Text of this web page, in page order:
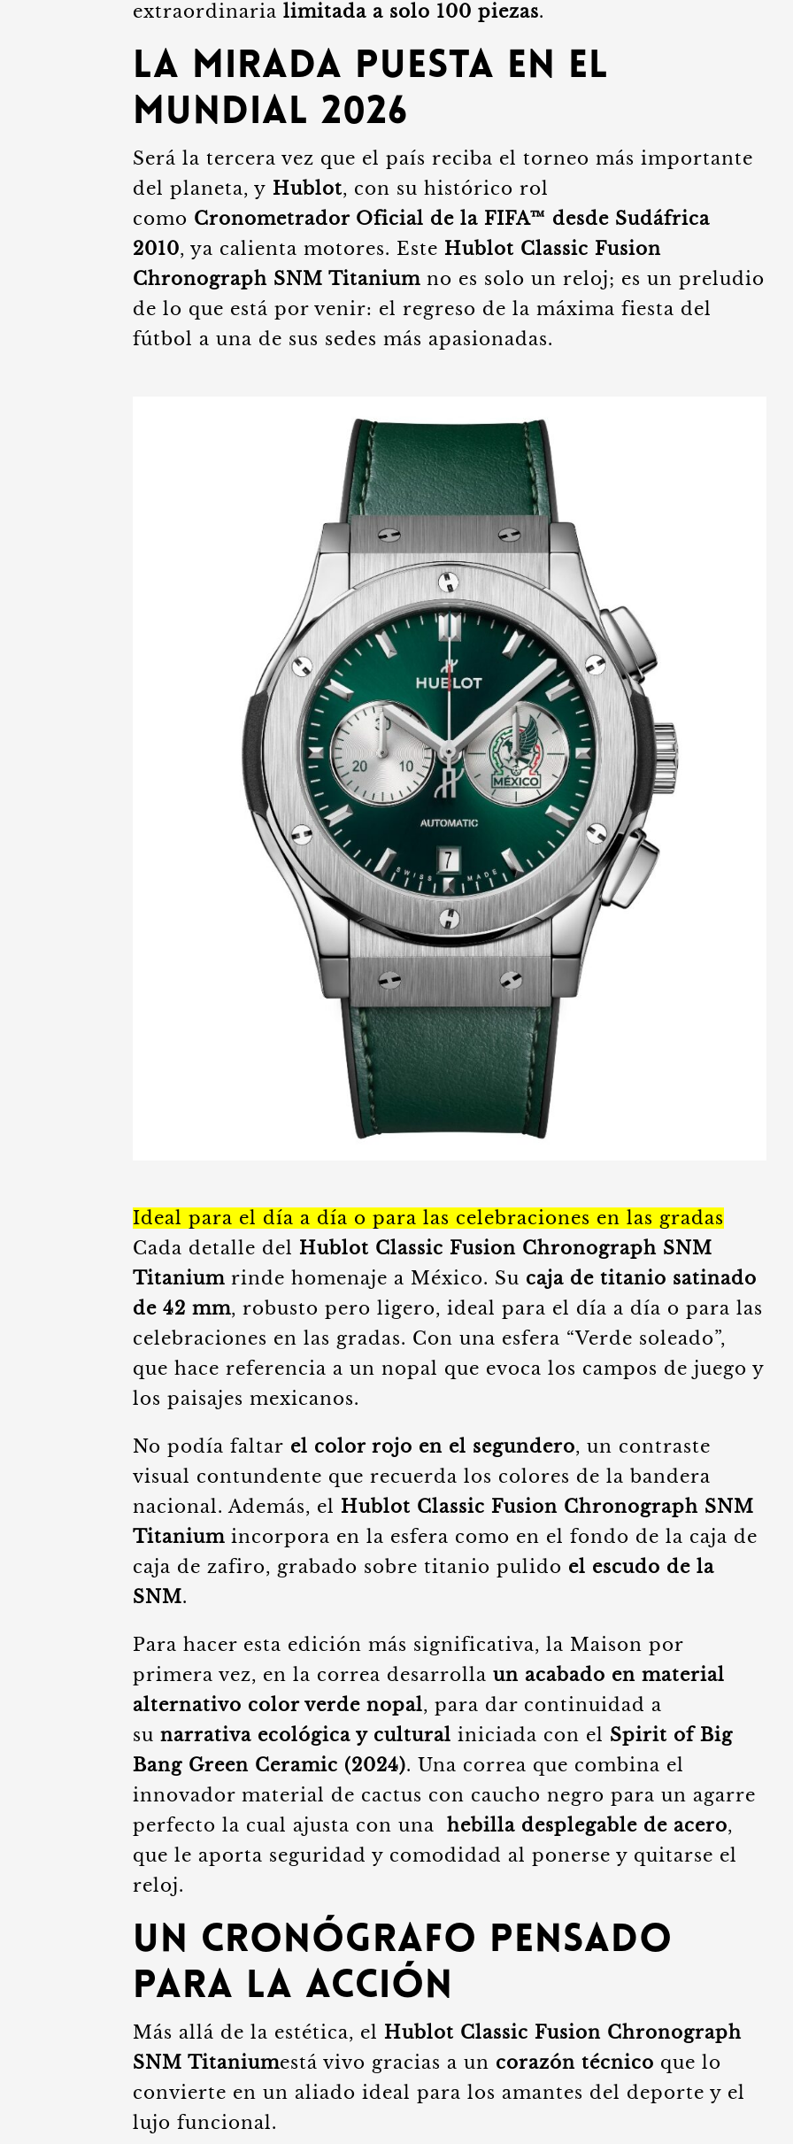
extraordinaria limitada a solo 100 piezas.
La mirada puesta en el
Mundial 2026
Será la tercera vez que el país reciba el torneo más importante
del planeta, y Hublot, con su histórico rol
como Cronometrador Oficial de la FIFA™ desde Sudáfrica
2010, ya calienta motores. Este Hublot Classic Fusion
Chronograph SNM Titanium no es solo un reloj; es un preludio
de lo que está por venir: el regreso de la máxima fiesta del
fútbol a una de sus sedes más apasionadas.
Ideal para el día a día o para las celebraciones en las gradas
Cada detalle del Hublot Classic Fusion Chronograph SNM
Titanium rinde homenaje a México. Su caja de titanio satinado
de 42 mm, robusto pero ligero, ideal para el día a día o para las
celebraciones en las gradas. Con una esfera “Verde soleado”,
que hace referencia a un nopal que evoca los campos de juego y
los paisajes mexicanos.
No podía faltar el color rojo en el segundero, un contraste
visual contundente que recuerda los colores de la bandera
nacional. Además, el Hublot Classic Fusion Chronograph SNM
Titanium incorpora en la esfera como en el fondo de la caja de
caja de zafiro, grabado sobre titanio pulido el escudo de la
SNM.
Para hacer esta edición más significativa, la Maison por
primera vez, en la correa desarrolla un acabado en material
alternativo color verde nopal, para dar continuidad a
su narrativa ecológica y cultural iniciada con el Spirit of Big
Bang Green Ceramic (2024). Una correa que combina el
innovador material de cactus con caucho negro para un agarre
perfecto la cual ajusta con una hebilla desplegable de acero,
que le aporta seguridad y comodidad al ponerse y quitarse el
reloj.
Un cronógrafo pensado
para la acción
Más allá de la estética, el Hublot Classic Fusion Chronograph
SNM Titaniumestá vivo gracias a un corazón técnico que lo
convierte en un aliado ideal para los amantes del deporte y el
lujo funcional.